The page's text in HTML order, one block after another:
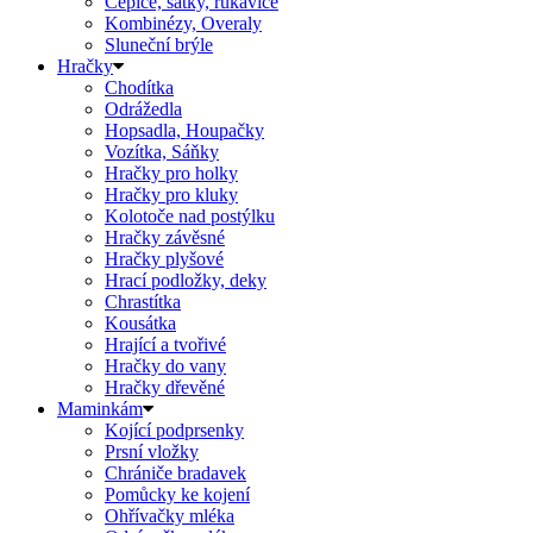
Kombinézy, Overaly
Sluneční brýle
Hračky
Chodítka
Odrážedla
Hopsadla, Houpačky
Vozítka, Sáňky
Hračky pro holky
Hračky pro kluky
Kolotoče nad postýlku
Hračky závěsné
Hračky plyšové
Hrací podložky, deky
Chrastítka
Kousátka
Hrající a tvořivé
Hračky do vany
Hračky dřevěné
Maminkám
Kojící podprsenky
Prsní vložky
Chrániče bradavek
Pomůcky ke kojení
Ohřívačky mléka